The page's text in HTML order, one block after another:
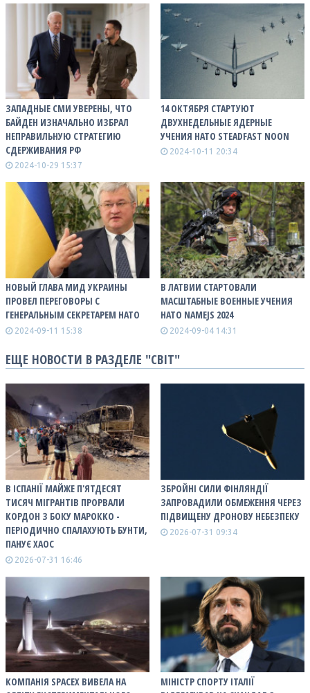
ЗАПАДНЫЕ СМИ УВЕРЕНЫ, ЧТО
БАЙДЕН ИЗНАЧАЛЬНО ИЗБРАЛ
НЕПРАВИЛЬНУЮ СТРАТЕГИЮ
СДЕРЖИВАНИЯ РФ
2024-10-29 15:37
14 ОКТЯБРЯ СТАРТУЮТ
ДВУХНЕДЕЛЬНЫЕ ЯДЕРНЫЕ
УЧЕНИЯ НАТО STEADFAST NOON
2024-10-11 20:34
НОВЫЙ ГЛАВА МИД УКРАИНЫ
ПРОВЕЛ ПЕРЕГОВОРЫ С
ГЕНЕРАЛЬНЫМ СЕКРЕТАРЕМ НАТО
2024-09-11 15:38
В ЛАТВИИ СТАРТОВАЛИ
МАСШТАБНЫЕ ВОЕННЫЕ УЧЕНИЯ
НАТО NAMEJS 2024
2024-09-04 14:31
ЕЩЕ НОВОСТИ В РАЗДЕЛЕ "СВІТ"
В ІСПАНІЇ МАЙЖЕ П'ЯТДЕСЯТ
ТИСЯЧ МІГРАНТІВ ПРОРВАЛИ
КОРДОН З БОКУ МАРОККО -
ПЕРІОДИЧНО СПАЛАХУЮТЬ БУНТИ,
ПАНУЄ ХАОС
2026-07-31 16:46
ЗБРОЙНІ СИЛИ ФІНЛЯНДІЇ
ЗАПРОВАДИЛИ ОБМЕЖЕННЯ ЧЕРЕЗ
ПІДВИЩЕНУ ДРОНОВУ НЕБЕЗПЕКУ
2026-07-31 09:34
КОМПАНІЯ SPACEX ВИВЕЛА НА
МІНІСТР СПОРТУ ІТАЛІЇ